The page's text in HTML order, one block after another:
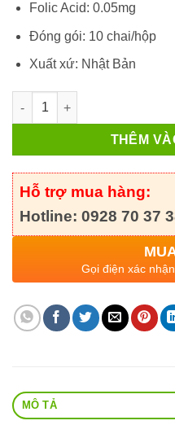
Folic Acid: 0.05mg
Đóng gói: 10 chai/hộp
Xuất xứ: Nhật Bản
Yoho Mekabu Fucoidan
THÊM
Hỗ trợ mua hàng:
Hotline: 0928 70 37
Gọi điện xác
MÔ TẢ